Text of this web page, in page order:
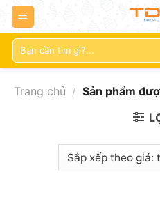
Tìm
kiếm:
Trang chủ / Sản phẩm